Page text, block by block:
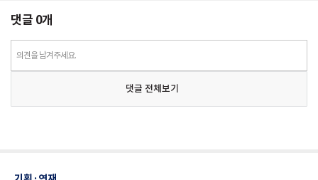
댓글 0개
의견을 남겨주세요.
댓글 전체보기